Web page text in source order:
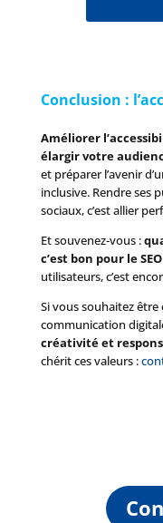
Conclusion :
Améliorer
élargir votre
et préparer l’avenir
inclusive. Rendre ses
sociaux, c’est allier
Et souvenez-vous :
c’est bon pour le SEO
utilisateurs, c’est
Si vous souhaitez
communication
créativité et
chérit ces valeurs :